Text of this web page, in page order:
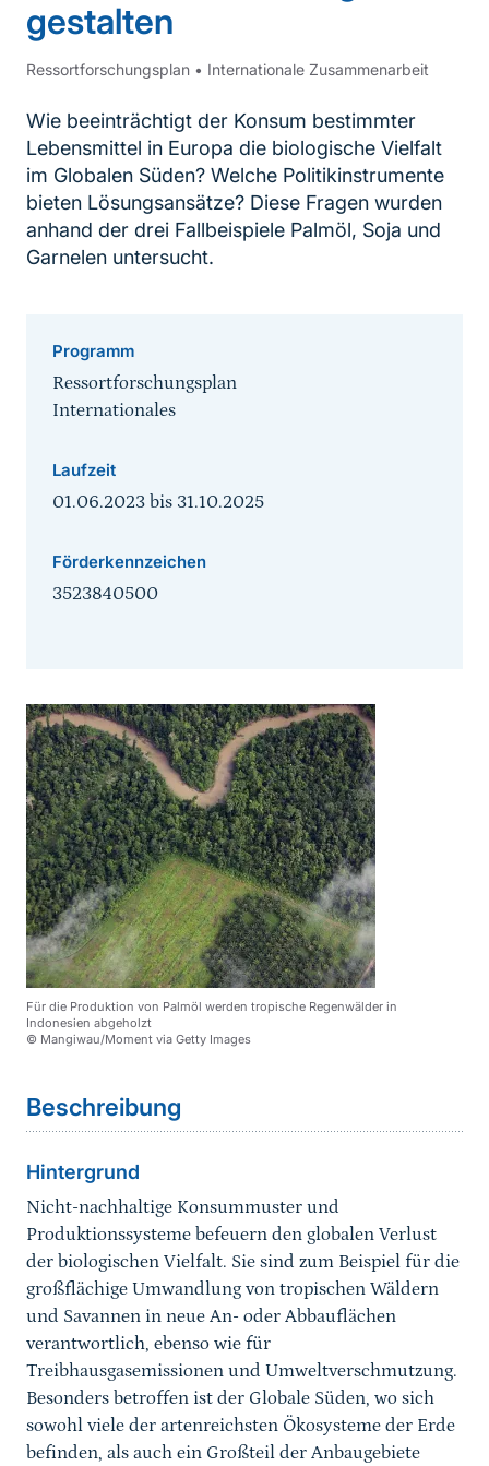
gestalten
Ressortforschungsplan • Internationale Zusammenarbeit
Wie beeinträchtigt der Konsum bestimmter
Lebensmittel in Europa die biologische Vielfalt
im Globalen Süden? Welche Politikinstrumente
bieten Lösungsansätze? Diese Fragen wurden
anhand der drei Fallbeispiele Palmöl, Soja und
Garnelen untersucht.
Programm
Ressortforschungsplan
Internationales
Laufzeit
01.06.2023 bis 31.10.2025
Förderkennzeichen
3523840500
Für die Produktion von Palmöl werden tropische Regenwälder in
Indonesien abgeholzt
© Mangiwau/Moment via Getty Images
Sprungmarke
Beschreibung
Hintergrund
Nicht-nachhaltige Konsummuster und
Produktionssysteme befeuern den globalen Verlust
der biologischen Vielfalt. Sie sind zum Beispiel für die
großflächige Umwandlung von tropischen Wäldern
und Savannen in neue An- oder Abbauflächen
verantwortlich, ebenso wie für
Treibhausgasemissionen und Umweltverschmutzung.
Besonders betroffen ist der Globale Süden, wo sich
sowohl viele der artenreichsten Ökosysteme der Erde
befinden, als auch ein Großteil der Anbaugebiete